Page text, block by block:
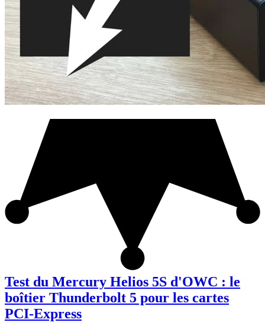
Test du Mercury Helios 5S d'OWC : le
boîtier Thunderbolt 5 pour les cartes
PCI-Express